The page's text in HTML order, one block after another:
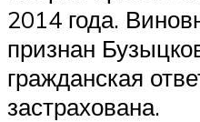
2014 года.
признан
гражданская
застрахована.